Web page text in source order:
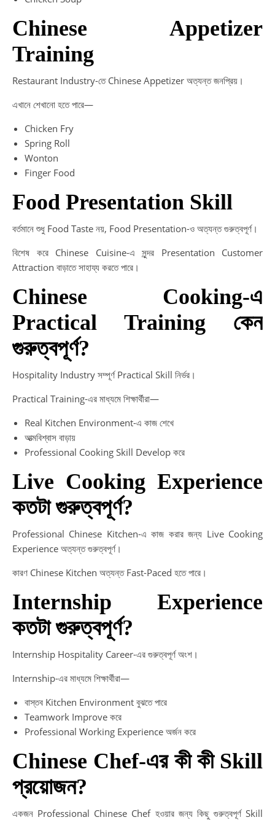
Chinese Appetizer
Training
Restaurant Industry-তে Chinese Appetizer অত্যন্ত জনপ্রিয়।
এখানে শেখানো হতে পারে—
Chicken Fry
Spring Roll
Wonton
Finger Food
Food Presentation Skill
বর্তমানে শুধু Food Taste নয়, Food Presentation-ও অত্যন্ত গুরুত্বপূর্ণ।
বিশেষ করে Chinese Cuisine-এ সুন্দর Presentation Customer
Attraction বাড়াতে সাহায্য করতে পারে।
Chinese Cooking-এ
Practical Training কেন
গুরুত্বপূর্ণ?
Hospitality Industry সম্পূর্ণ Practical Skill নির্ভর।
Practical Training-এর মাধ্যমে শিক্ষার্থীরা—
Real Kitchen Environment-এ কাজ শেখে
আত্মবিশ্বাস বাড়ায়
Professional Cooking Skill Develop করে
Live Cooking Experience
কতটা গুরুত্বপূর্ণ?
Professional Chinese Kitchen-এ কাজ করার জন্য Live Cooking
Experience অত্যন্ত গুরুত্বপূর্ণ।
কারণ Chinese Kitchen অত্যন্ত Fast-Paced হতে পারে।
Internship Experience
কতটা গুরুত্বপূর্ণ?
Internship Hospitality Career-এর গুরুত্বপূর্ণ অংশ।
Internship-এর মাধ্যমে শিক্ষার্থীরা—
বাস্তব Kitchen Environment বুঝতে পারে
Teamwork Improve করে
Professional Working Experience অর্জন করে
Chinese Chef-এর কী কী Skill
প্রয়োজন?
একজন Professional Chinese Chef হওয়ার জন্য কিছু গুরুত্বপূর্ণ Skill